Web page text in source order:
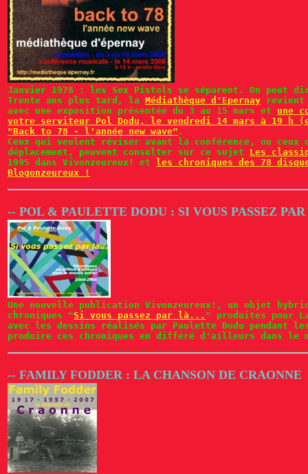
Janvier 1978 : les Sex Pistols se séparent. On peut
Trente ans plus tard, la Médiathèque d'Epernay revient
avec une exposition présentée du 3 au 15 mars et une
votre serviteur Pol Dodu, le vendredi 14 mars à 19 h
"Back to 78 - l'année new wave" .
Ceux qui veulent réviser avant la conférence, ou
déplacement, peuvent consulter sur ce sujet Les
1995 dans Vivonzeureux! et
les chroniques des 78
Blogonzeureux !
-- POL & PAULETTE DODU : SI VOUS PASSEZ
Une nouvelle publication Vivonzeureux!, un objet
chroniques "Si vous passez par là... " produites pour
avec les dessins réalisés par Paulette Dodu pendant
produire ces chroniques en différé d'ailleurs dans le
-- FAMILY FODDER : LA CHANSON DE CRAONNE